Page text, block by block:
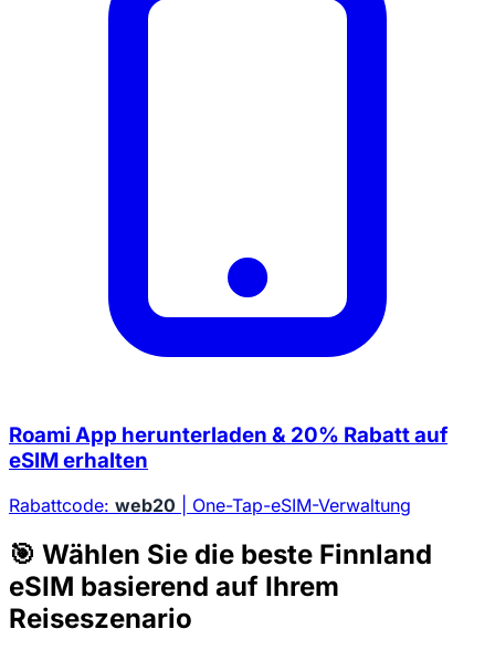
Roami App herunterladen & 20% Rabatt auf
eSIM erhalten
Rabattcode: web20 | One-Tap-eSIM-Verwaltung
🎯 Wählen Sie die beste Finnland
eSIM basierend auf Ihrem
Reiseszenario